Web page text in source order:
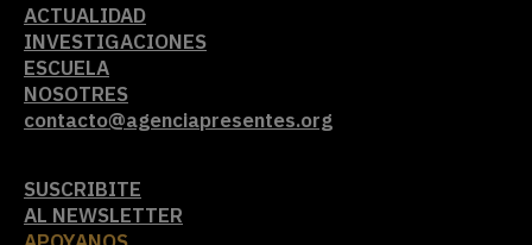
ACTUALIDAD
INVESTIGACIONES
ESCUELA
NOSOTRES
contacto@agenciapresentes.org
SUSCRIBITE
AL NEWSLETTER